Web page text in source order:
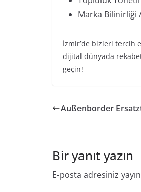
Marka Bilinirliği
İzmir’de bizleri tercih
dijital dünyada
geçin!
Außenborder
Bir yanıt yazın
E-posta adresiniz